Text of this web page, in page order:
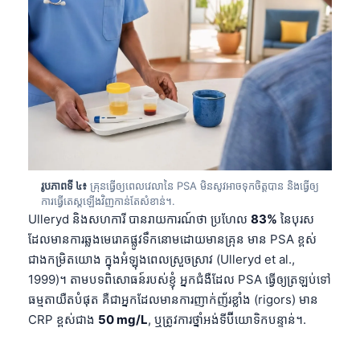
រូបភាពទី ៤៖ គ្រុនធ្វើឲ្យពេលវេលានៃ PSA មិនសូវអាចទុកចិត្តបាន និងធ្វើឲ្យ
ការធ្វើតេស្តឡើងវិញកាន់តែសំខាន់។.
Ulleryd និងសហការី បានរាយការណ៍ថា ប្រហែល 83% នៃបុរស
ដែលមានការឆ្លងមេរោគផ្លូវទឹកនោមដោយមានគ្រុន មាន PSA ខ្ពស់
ជាងកម្រិតយោង ក្នុងអំឡុងពេលស្រួចស្រាវ (Ulleryd et al.,
1999)។ តាមបទពិសោធន៍របស់ខ្ញុំ អ្នកជំងឺដែល PSA ធ្វើឲ្យត្រឡប់ទៅ
ធម្មតាយឺតបំផុត គឺជាអ្នកដែលមានការញាក់ញ័រខ្លាំង (rigors) មាន
CRP ខ្ពស់ជាង 50 mg/L, ឬត្រូវការថ្នាំអង់ទីប៊ីយោទិកបន្ទាន់។.